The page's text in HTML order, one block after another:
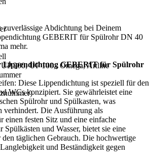
200, UP 100,, Omega, Artline
zuverlässige Abdichtung bei Deinem
GEBERIT für Spülrohr DN 40
mehr.
Lippendichtung GEBERIT für Spülrohr
Diese Lippendichtung ist speziell für den
WCs konzipiert. Sie gewährleistet eine
Spülrohr und Spülkasten, was
verhindert. Die Ausführung als
einen festen Sitz und eine einfache
und Wasser, bietet sie eine
täglichen Gebrauch. Die hochwertige
und Beständigkeit gegen